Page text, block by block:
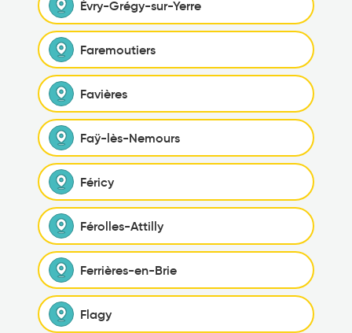
Évry-Grégy-sur-Yerre
Faremoutiers
Favières
Faÿ-lès-Nemours
Féricy
Férolles-Attilly
Ferrières-en-Brie
Flagy